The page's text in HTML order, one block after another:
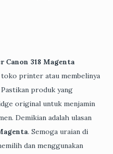
Canon 318 Magenta
printer atau membelinya
produk yang
original untuk menjamin
Demikian adalah ulasan
. Semoga uraian di
dan menggunakan